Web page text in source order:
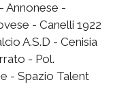
Annonese -
- Canelli 1922
A.S.D - Cenisia
- Pol.
- Spazio Talent